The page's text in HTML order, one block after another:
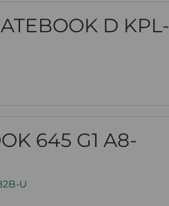
D KPL-
645 G1 A8-
U